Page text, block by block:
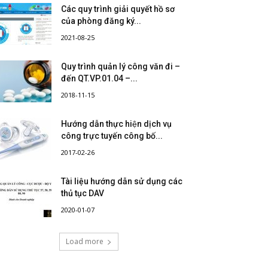
Các quy trình giải quyết hồ sơ
của phòng đăng ký...
2021-08-25
Quy trình quản lý công văn đi –
đến QT.VP.01.04 –...
2018-11-15
Hướng dẫn thực hiện dịch vụ
công trực tuyến công bố...
2017-02-26
Tài liệu hướng dẫn sử dụng các
thủ tục DAV
2020-01-07
Load more